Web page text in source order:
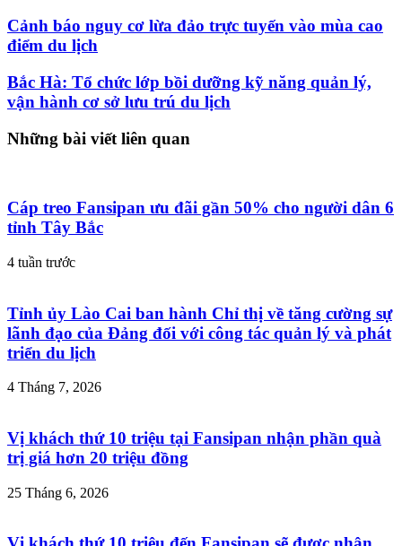
Cảnh báo nguy cơ lừa đảo trực tuyến vào mùa cao
điểm du lịch
Bắc Hà: Tổ chức lớp bồi dưỡng kỹ năng quản lý,
vận hành cơ sở lưu trú du lịch
Những bài viết liên quan
Cáp treo Fansipan ưu đãi gần 50% cho người dân 6
tỉnh Tây Bắc
4 tuần trước
Tỉnh ủy Lào Cai ban hành Chỉ thị về tăng cường sự
lãnh đạo của Đảng đối với công tác quản lý và phát
triển du lịch
4 Tháng 7, 2026
Vị khách thứ 10 triệu tại Fansipan nhận phần quà
trị giá hơn 20 triệu đồng
25 Tháng 6, 2026